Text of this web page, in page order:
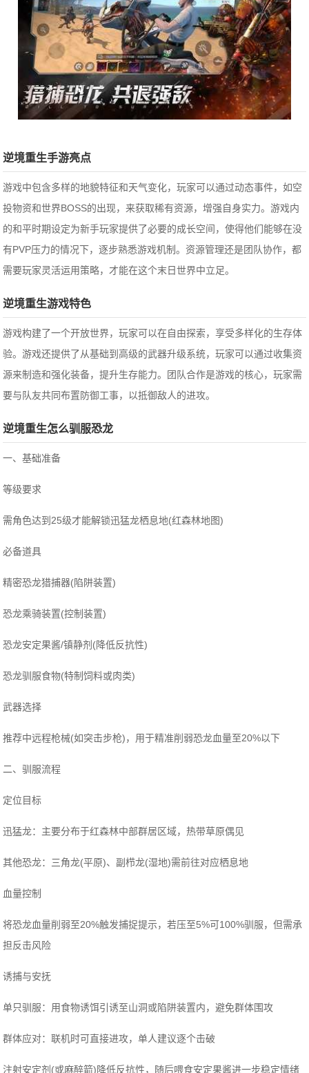
逆境重生手游亮点
游戏中包含多样的地貌特征和天气变化，玩家可以通过动态事件，如空
投物资和世界BOSS的出现，来获取稀有资源，增强自身实力。游戏内
的和平时期设定为新手玩家提供了必要的成长空间，使得他们能够在没
有PVP压力的情况下，逐步熟悉游戏机制。资源管理还是团队协作，都
需要玩家灵活运用策略，才能在这个末日世界中立足。
逆境重生游戏特色
游戏构建了一个开放世界，玩家可以在自由探索，享受多样化的生存体
验。游戏还提供了从基础到高级的武器升级系统，玩家可以通过收集资
源来制造和强化装备，提升生存能力。团队合作是游戏的核心，玩家需
要与队友共同布置防御工事，以抵御敌人的进攻。
逆境重生怎么驯服恐龙
一、基础准备
‌等级要求‌
需角色达到25级才能解锁迅猛龙栖息地(红森林地图)‌
‌必备道具‌
精密恐龙猎捕器(陷阱装置)
恐龙乘骑装置(控制装置)
恐龙安定果酱/镇静剂(降低反抗性)
恐龙驯服食物(特制饲料或肉类)‌
‌武器选择‌
推荐中远程枪械(如突击步枪)，用于精准削弱恐龙血量至20%以下‌
二、驯服流程
‌定位目标‌
‌迅猛龙‌：主要分布于红森林中部群居区域，热带草原偶见‌
‌其他恐龙‌：三角龙(平原)、副栉龙(湿地)需前往对应栖息地‌
‌血量控制‌
将恐龙血量削弱至20%触发捕捉提示，若压至5%可100%驯服，但需承
担反击风险‌
‌诱捕与安抚‌
‌单只驯服‌：用食物诱饵引诱至山洞或陷阱装置内，避免群体围攻‌
‌群体应对‌：联机时可直接进攻，单人建议逐个击破‌
注射安定剂(或麻醉箭)降低反抗性，随后喂食安定果酱进一步稳定情绪‌